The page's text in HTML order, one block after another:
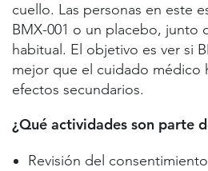
cuello. Las personas en este
BMX-001 o un placebo, junto
habitual. El objetivo es ver si
mejor que el cuidado médico
efectos secundarios.
¿Qué actividades son parte
Revisión del